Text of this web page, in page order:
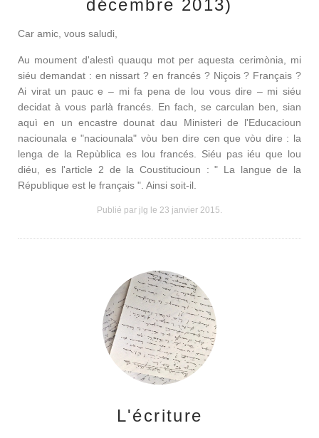
décembre 2013)
Car amic, vous saludi,
Au moument d'alestì quauqu mot per aquesta cerimònia, mi
siéu demandat : en nissart ? en francés ? Niçois ? Français ?
Ai virat un pauc e – mi fa pena de lou vous dire – mi siéu
decidat à vous parlà francés. En fach, se carculan ben, sian
aquì en un encastre dounat dau Ministeri de l'Educacioun
naciounala e "naciounala" vòu ben dire cen que vòu dire : la
lenga de la Repùblica es lou francés. Siéu pas iéu que lou
diéu, es l'article 2 de la Coustitucioun : " La langue de la
République est le français ". Ainsi soit-il.
Publié par jlg le 23 janvier 2015.
L'écriture